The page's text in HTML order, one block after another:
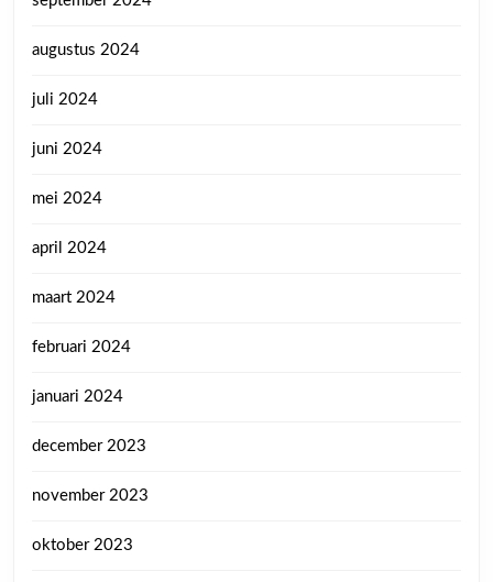
augustus 2024
juli 2024
juni 2024
mei 2024
april 2024
maart 2024
februari 2024
januari 2024
december 2023
november 2023
oktober 2023